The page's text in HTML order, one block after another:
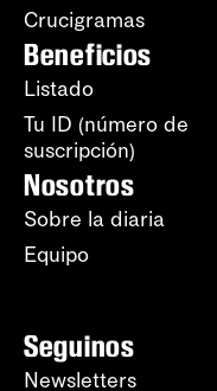
Crucigramas
Beneficios
Listado
Tu ID (número de
suscripción)
Nosotros
Sobre la diaria
Equipo
Seguinos
Newsletters